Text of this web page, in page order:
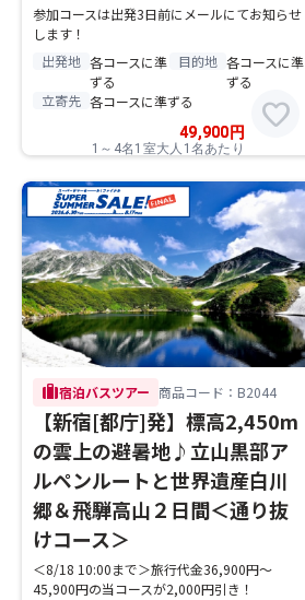
参加コースは出発3日前にメールにてお知らせ
します！
出発地 各コースに準
ずる
目的地 各コースに準
ずる
立寄先 各コースに準ずる
49,900 円
1～4名1室大人1名あたり
favorite
trip宿泊バスツアー 商品コード：B2044
【新宿[都庁]発】標高2,450m
の雲上の避暑地♪立山黒部ア
ルペンルートと世界遺産白川
郷＆飛騨高山２日間＜通り抜
けコース＞
＜8/18 10:00まで＞旅行代金36,900円～
45,900円の当コースが2,000円引き！